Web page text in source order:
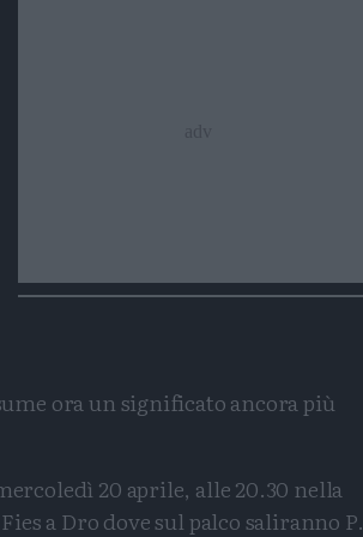
ora un significato ancora più
20 aprile, alle 20.30 nella
a Dro dove sul palco saliranno P.